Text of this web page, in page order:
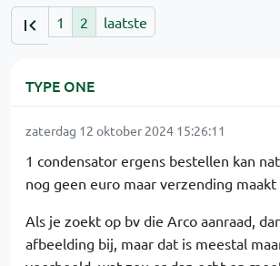
1 2 laatste
TYPE ONE
zaterdag 12 oktober 2024 15:26:11
1 condensator ergens bestellen kan
nog geen euro maar verzending
Als je zoekt op bv die Arco aanraad,
afbeelding bij, maar dat is meestal